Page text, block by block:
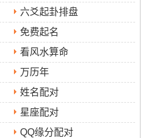
星飞临中宫 -此星属火，利于
中宫位点缀红色或紫色元素，
。
六爻起卦排盘
免费起名
看风水算命
万历年
姓名配对
星座配对
QQ缘分配对